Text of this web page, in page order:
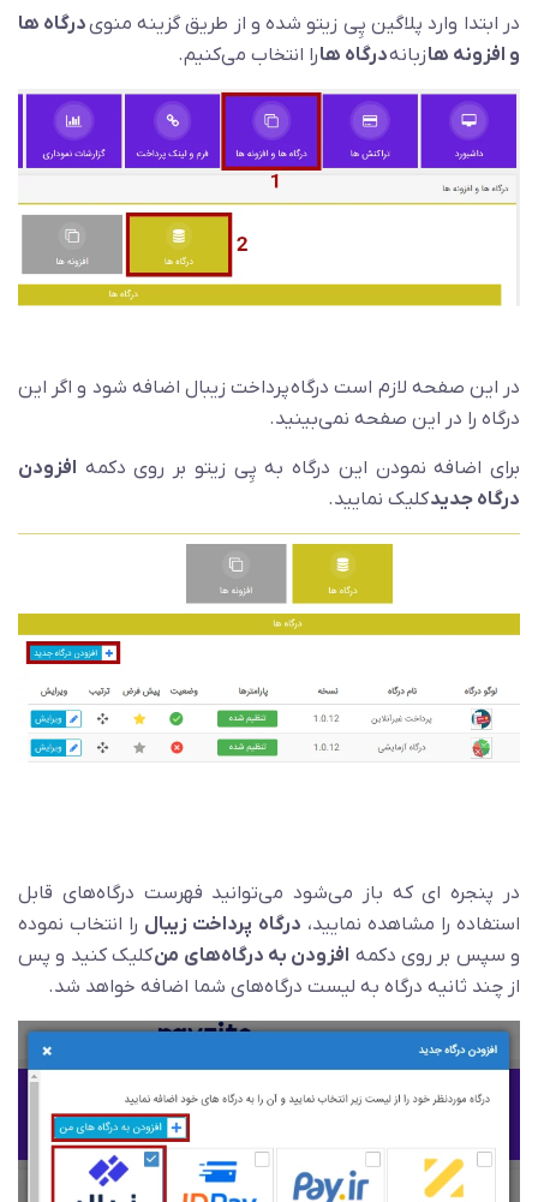
در ابتدا وارد پلاگین پِی زیتو شده و از طریق گزینه منویدرگاه ها
و افزونه هازبانهدرگاه هارا انتخاب می‌کنیم.
در این صفحه لازم است درگاه پرداخت زیبال اضافه شود و اگر این
درگاه را در این صفحه نمی‌بینید.
برای اضافه نمودن این درگاه به پِی زیتو بر روی دکمه افزودن
درگاه جدیدکلیک نمایید.
در پنجره ای که باز می‌شود می‌توانید فهرست درگاه‌های قابل
استفاده را مشاهده نمایید، درگاه پرداخت زیبال را انتخاب نموده
و سپس بر روی دکمه افزودن به درگاه‌های منکلیک کنید و پس
از چند ثانیه درگاه به لیست درگاه‌های شما اضافه خواهد شد.